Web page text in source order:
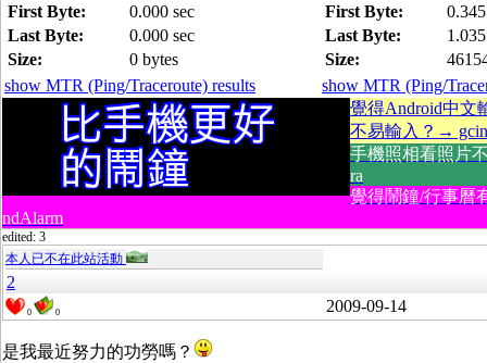
First Byte:
0.000 sec
Last Byte:
0.000 sec
Size:
0 bytes
First Byte:
Last Byte:
Size:
show MTR (Ping/Traceroute) results
show MTR (Ping/
覺得Android中文
不易輸入？→
手機照相看照片
ra
覺得鬧鐘/行事
ndAlarm
edited: 3
本人已不在此站活動
2
0 0 2009-09-14
是我最近努力的功勞嗎？